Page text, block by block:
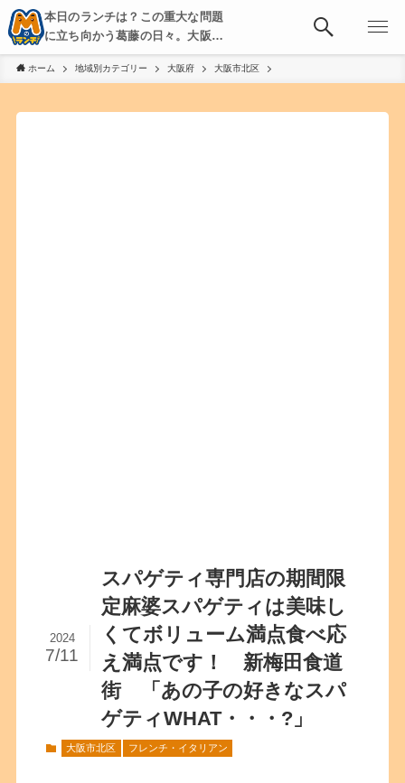
本日のランチは？この重大な問題
に立ち向かう葛藤の日々。大阪・
京都・神戸を中心とした食べ歩
き、飲み歩きを綴る。
ホーム 地域別カテゴリー 大阪府 大阪市北区
スパゲティ専門店の期間限
定麻婆スパゲティは美味し
くてボリューム満点食べ応
え満点です！ 新梅田食道
街 「あの子の好きなスパ
ゲティWHAT・・・?」
2024
7/11
大阪市北区 フレンチ・イタリアン